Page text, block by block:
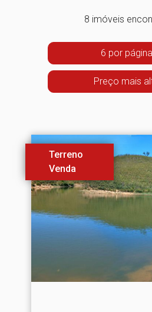
8 imóveis
6 por página
Preço mais
Terreno
Venda